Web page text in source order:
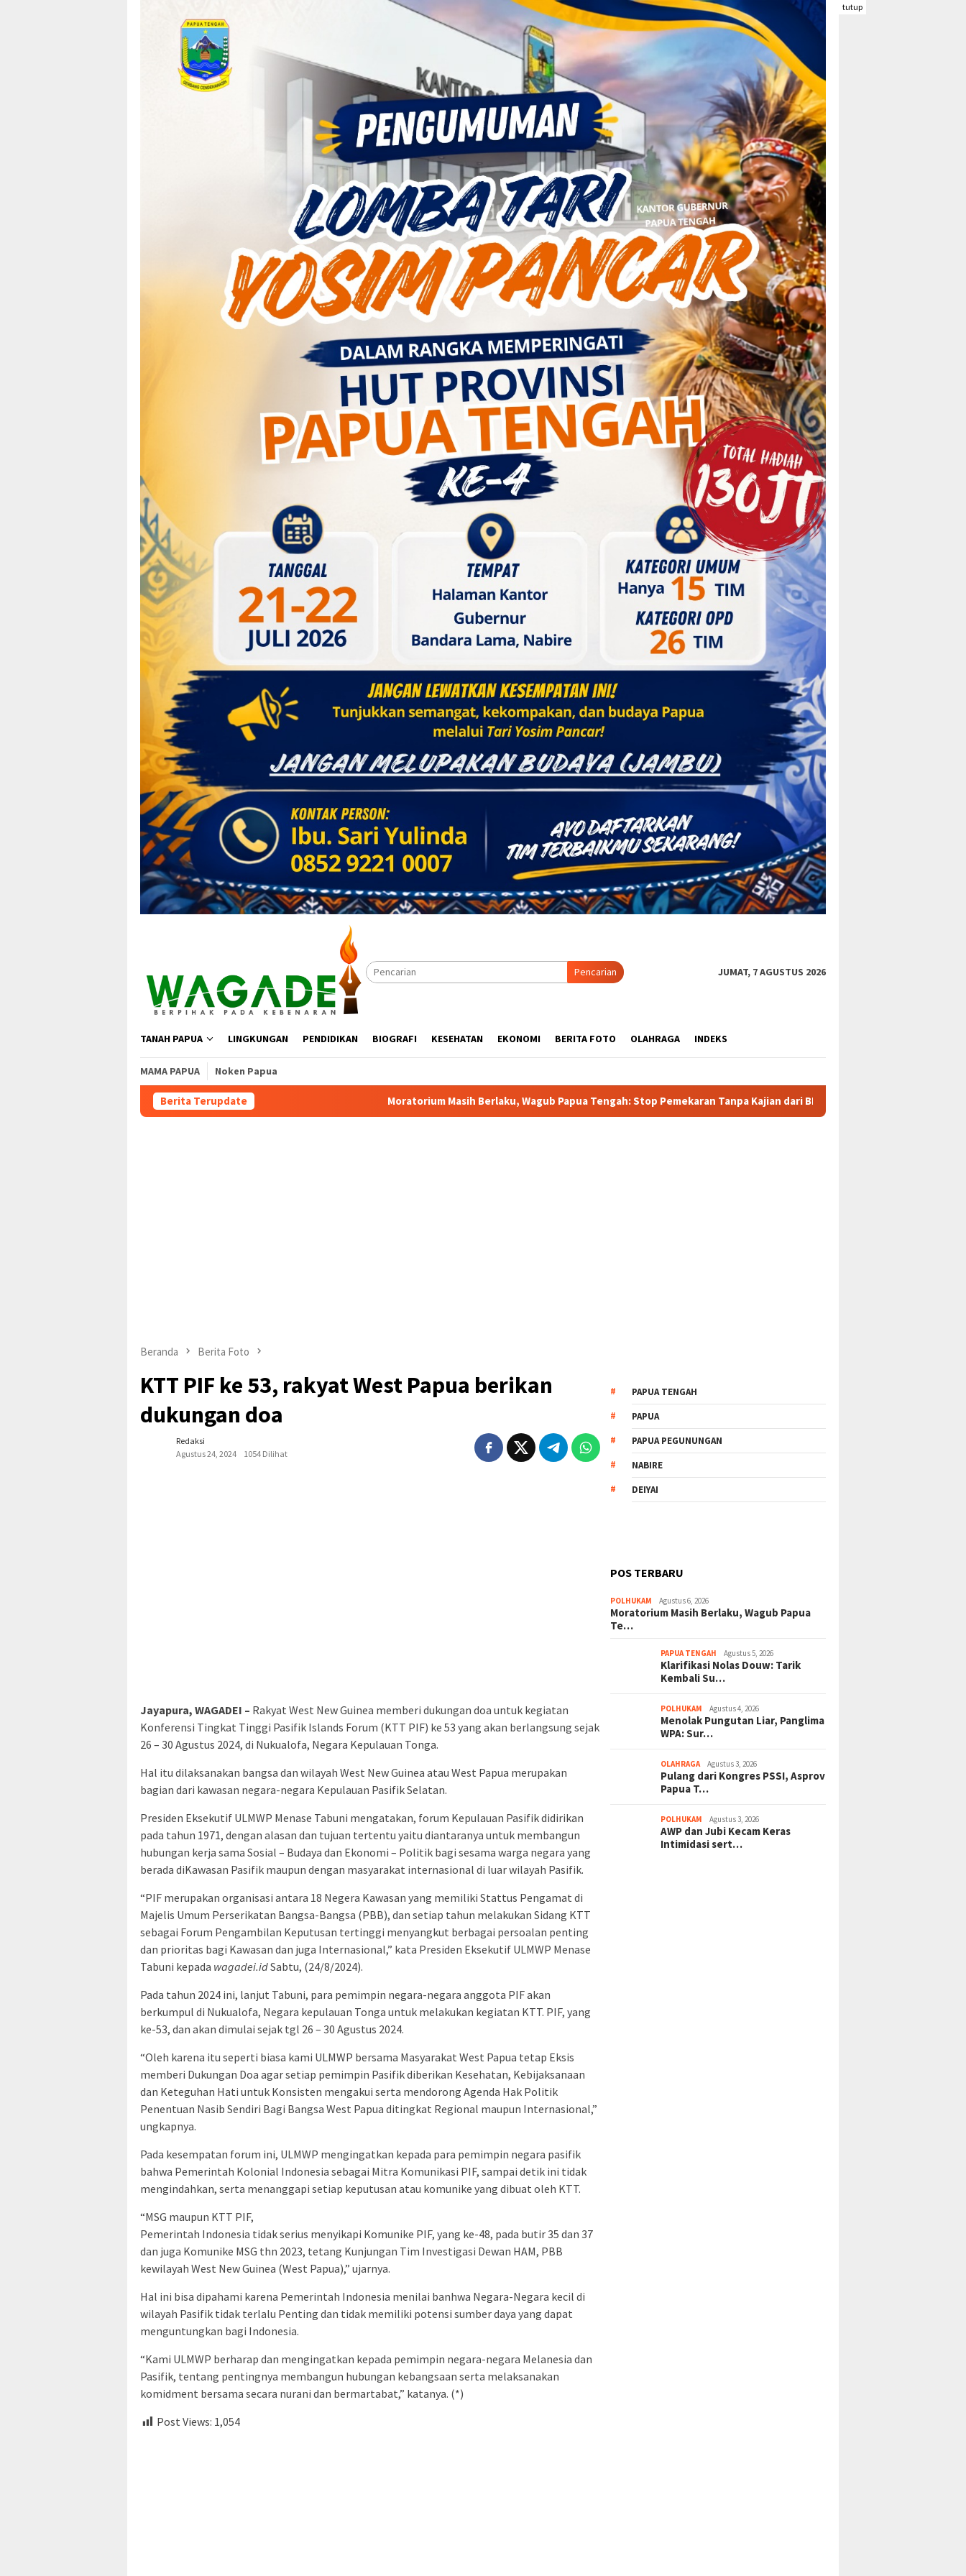
tutup
Pencarian JUMAT, 7 AGUSTUS 2026
TANAH PAPUA LINGKUNGAN PENDIDIKAN BIOGRAFI KESEHATAN EKONOMI BERITA FOTO OLAHRAGA INDEKS
MAMA PAPUA Noken Papua
Berita Terupdate Moratorium Masih Berlaku, Wagub Papua Tengah: Stop Pemekaran Tanpa Kajian dari BRIN Klarifikasi Nolas Douw: Tarik Kembali
Beranda Berita Foto
KTT PIF ke 53, rakyat West Papua berikan
dukungan doa
Redaksi
Agustus 24, 2024
1054 Dilihat
Jayapura, WAGADEI – Rakyat West New Guinea memberi dukungan doa untuk kegiatan
Konferensi Tingkat Tinggi Pasifik Islands Forum (KTT PIF) ke 53 yang akan berlangsung sejak
26 – 30 Agustus 2024, di Nukualofa, Negara Kepulauan Tonga.
Hal itu dilaksanakan bangsa dan wilayah West New Guinea atau West Papua merupakan
bagian dari kawasan negara-negara Kepulauan Pasifik Selatan.
Presiden Eksekutif ULMWP Menase Tabuni mengatakan, forum Kepulauan Pasifik didirikan
pada tahun 1971, dengan alasan dan tujuan tertentu yaitu diantaranya untuk membangun
hubungan kerja sama Sosial – Budaya dan Ekonomi – Politik bagi sesama warga negara yang
berada diKawasan Pasifik maupun dengan masyarakat internasional di luar wilayah Pasifik.
“PIF merupakan organisasi antara 18 Negera Kawasan yang memiliki Stattus Pengamat di
Majelis Umum Perserikatan Bangsa-Bangsa (PBB), dan setiap tahun melakukan Sidang KTT
sebagai Forum Pengambilan Keputusan tertinggi menyangkut berbagai persoalan penting
dan prioritas bagi Kawasan dan juga Internasional,” kata Presiden Eksekutif ULMWP Menase
Tabuni kepada wagadei.idSabtu, (24/8/2024).
Pada tahun 2024 ini, lanjut Tabuni, para pemimpin negara-negara anggota PIF akan
berkumpul di Nukualofa, Negara kepulauan Tonga untuk melakukan kegiatan KTT. PIF, yang
ke-53, dan akan dimulai sejak tgl 26 – 30 Agustus 2024.
“Oleh karena itu seperti biasa kami ULMWP bersama Masyarakat West Papua tetap Eksis
memberi Dukungan Doa agar setiap pemimpin Pasifik diberikan Kesehatan, Kebijaksanaan
dan Keteguhan Hati untuk Konsisten mengakui serta mendorong Agenda Hak Politik
Penentuan Nasib Sendiri Bagi Bangsa West Papua ditingkat Regional maupun Internasional,”
ungkapnya.
Pada kesempatan forum ini, ULMWP mengingatkan kepada para pemimpin negara pasifik
bahwa Pemerintah Kolonial Indonesia sebagai Mitra Komunikasi PIF, sampai detik ini tidak
mengindahkan, serta menanggapi setiap keputusan atau komunike yang dibuat oleh KTT.
“MSG maupun KTT PIF,
Pemerintah Indonesia tidak serius menyikapi Komunike PIF, yang ke-48, pada butir 35 dan 37
dan juga Komunike MSG thn 2023, tetang Kunjungan Tim Investigasi Dewan HAM, PBB
kewilayah West New Guinea (West Papua),” ujarnya.
Hal ini bisa dipahami karena Pemerintah Indonesia menilai banhwa Negara-Negara kecil di
wilayah Pasifik tidak terlalu Penting dan tidak memiliki potensi sumber daya yang dapat
menguntungkan bagi Indonesia.
“Kami ULMWP berharap dan mengingatkan kepada pemimpin negara-negara Melanesia dan
Pasifik, tentang pentingnya membangun hubungan kebangsaan serta melaksanakan
komidment bersama secara nurani dan bermartabat,” katanya. (*)
Post Views: 1,054
PAPUA TENGAH
PAPUA
PAPUA PEGUNUNGAN
NABIRE
DEIYAI
POS TERBARU
POLHUKAM Agustus 6, 2026
Moratorium Masih Berlaku, Wagub Papua
Te…
PAPUA TENGAH Agustus 5, 2026
Klarifikasi Nolas Douw: Tarik
Kembali Su…
POLHUKAM Agustus 4, 2026
Menolak Pungutan Liar, Panglima
WPA: Sur…
OLAHRAGA Agustus 3, 2026
Pulang dari Kongres PSSI, Asprov
Papua T…
POLHUKAM Agustus 3, 2026
AWP dan Jubi Kecam Keras
Intimidasi sert…